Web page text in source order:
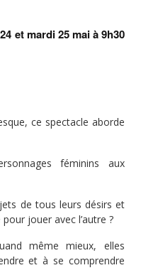
et mardi 25 mai à 9h30
ce spectacle aborde
féminins aux
de tous leurs désirs et
jouer avec l’autre ?
même mieux, elles
et à se comprendre